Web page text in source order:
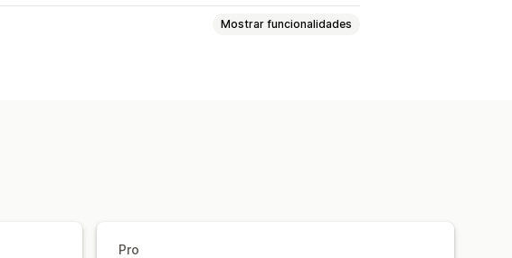
Mostrar funcionalidades
Destaques da ligação
Pro